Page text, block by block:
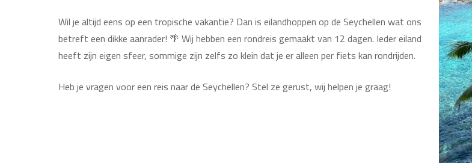
Wil je altijd eens op een tropische vakantie? Dan is eilandhoppen op de Seychellen wat ons
betreft een dikke aanrader! 🌴 Wij hebben een rondreis gemaakt van 12 dagen. Ieder eiland
heeft zijn eigen sfeer, sommige zijn zelfs zo klein dat je er alleen per fiets kan rondrijden.
Heb je vragen voor een reis naar de Seychellen? Stel ze gerust, wij helpen je graag!